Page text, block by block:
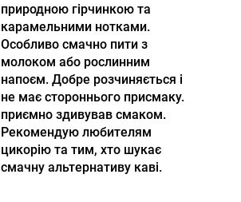
природною гірчинкою та
карамельними нотками.
Особливо смачно пити з
молоком або рослинним
напоєм. Добре розчиняється і
не має стороннього присмаку.
приємно здивував смаком.
Рекомендую любителям
цикорію та тим, хто шукає
смачну альтернативу каві.